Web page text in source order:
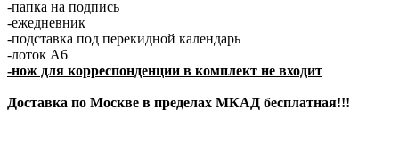
-папка на подпись
-ежедневник
-подставка под перекидной календарь
-лоток А6
-нож для корреспонденции в комплект не входит
Доставка по Москве в пределах МКАД бесплатная!!!